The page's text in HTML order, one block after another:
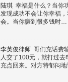
陆琪 幸福是什么？当你
发现成功不会让你幸福
会。当你赚到很多钱时…
李英俊律师 哥们充话费
人交了100元，就打过去
充点回来。对方特郁闷